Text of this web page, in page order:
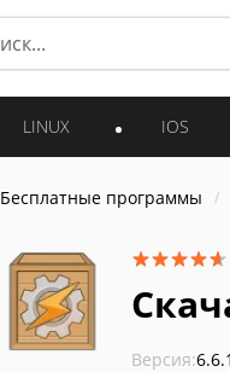
LINUX IOS
Бесплатные программы
Версия: